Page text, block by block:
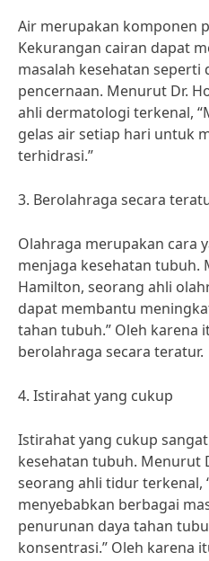
Air merupakan komponen
Kekurangan cairan dapat
masalah kesehatan
pencernaan. Menurut Dr.
ahli dermatologi terkenal,
gelas air setiap hari untuk
terhidrasi.”
3. Berolahraga secara
Olahraga merupakan cara
menjaga kesehatan tubuh.
Hamilton, seorang ahli
dapat membantu
tahan tubuh.” Oleh karena
berolahraga secara teratur.
4. Istirahat yang cukup
Istirahat yang cukup
kesehatan tubuh. Menurut
seorang ahli tidur terkenal,
menyebabkan berbagai
penurunan daya tahan
konsentrasi.” Oleh karena